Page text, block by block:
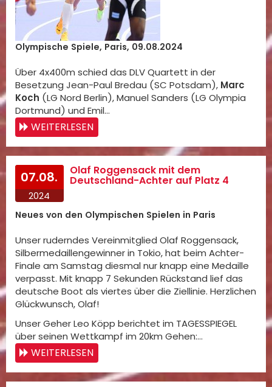
Olympische Spiele, Paris, 09.08.2024
Über 4x400m schied das DLV Quartett in der
Besetzung Jean-Paul Bredau (SC Potsdam), Marc
Koch (LG Nord Berlin), Manuel Sanders (LG Olympia
Dortmund) und Emil…
WEITERLESEN
07.08.
2024
Olaf Roggensack mit dem
Deutschland-Achter auf Platz 4
Neues von den Olympischen Spielen in Paris
Unser ruderndes Vereinmitglied Olaf Roggensack,
Silbermedaillengewinner in Tokio, hat beim Achter-
Finale am Samstag diesmal nur knapp eine Medaille
verpasst. Mit knapp 7 Sekunden Rückstand lief das
deutsche Boot als viertes über die Ziellinie. Herzlichen
Glückwunsch, Olaf!
Unser Geher Leo Köpp berichtet im TAGESSPIEGEL
über seinen Wettkampf im 20km Gehen:…
WEITERLESEN